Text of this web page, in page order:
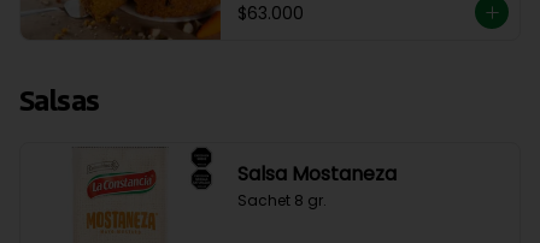
$63.000
Salsas
Salsa Mostaneza
Sachet 8 gr.